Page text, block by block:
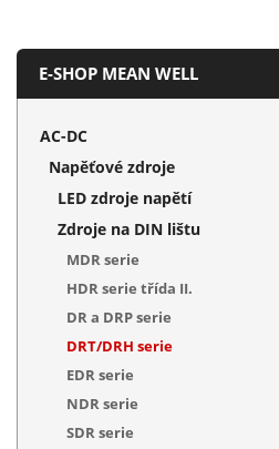
E-SHOP MEAN WELL
AC-DC
Napěťové zdroje
LED zdroje napětí
Zdroje na DIN lištu
MDR serie
HDR serie třída II.
DR a DRP serie
DRT/DRH serie
EDR serie
NDR serie
SDR serie